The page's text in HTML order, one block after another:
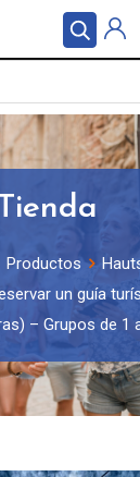
Productos
un guía
– Grupos de 1